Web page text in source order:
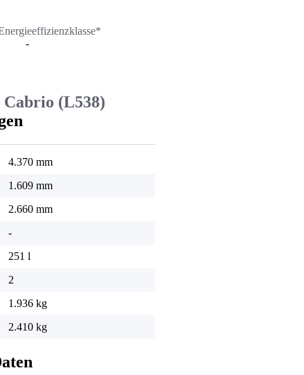
-
Cabrio (L538)
4.370 mm
1.609 mm
2.660 mm
-
251 l
2
1.936 kg
2.410 kg